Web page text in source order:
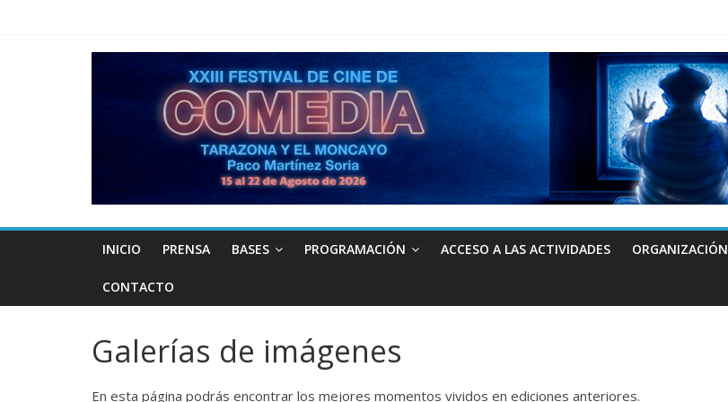
INICIO PRENSA BASES PROGRAMACIÓN ACCESO A LAS ACTIVIDADES ORGANIZACIÓN
CONTACTO
Galerías de imágenes
En esta página podrás encontrar los mejores momentos vividos en ediciones anteriores.